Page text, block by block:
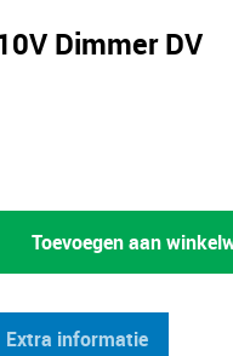
Dimmer DV
Toevoegen aan
Extra informatie